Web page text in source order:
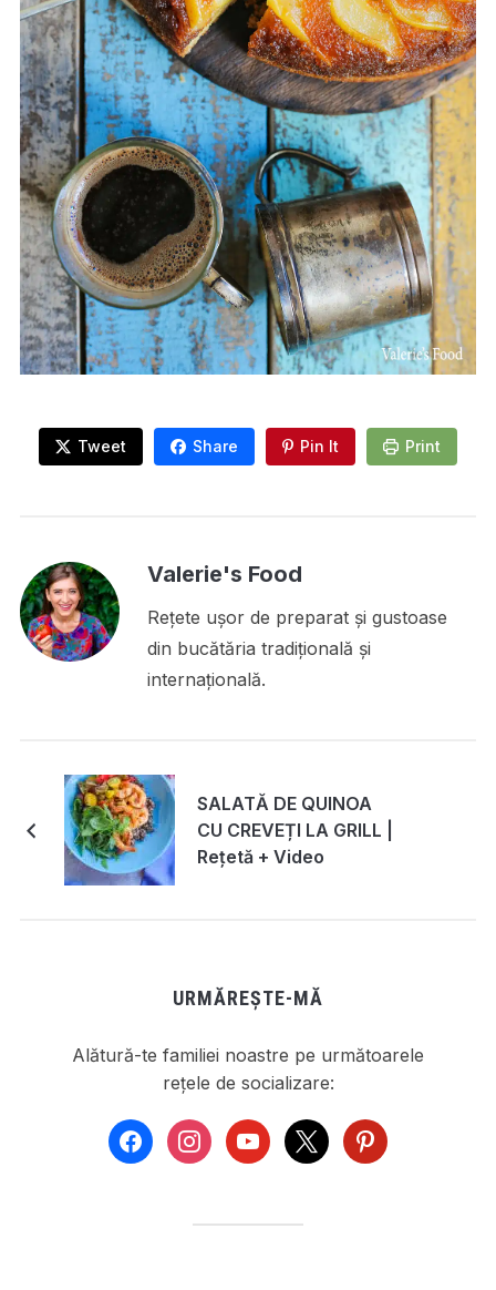
Tweet Share Pin It Print
Valerie's Food
Rețete ușor de preparat și gustoase
din bucătăria tradițională și
internațională.
SALATĂ DE QUINOA
CU CREVEȚI LA GRILL |
Rețetă + Video
URMĂREȘTE-MĂ
Alătură-te familiei noastre pe următoarele
rețele de socializare:
facebookinstagramyoutube
x pinterest